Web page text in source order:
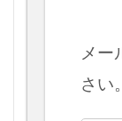
メー
さい。